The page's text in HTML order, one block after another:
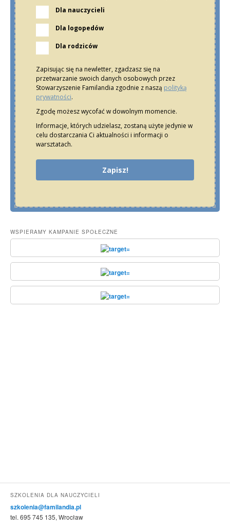
Dla nauczycieli
Dla logopedów
Dla rodziców
Zapisując się na newletter, zgadzasz się na
przetwarzanie swoich danych osobowych przez
Stowarzyszenie Familandia zgodnie z naszą polityką
prywatności.
Zgodę możesz wycofać w dowolnym momencie.
Informacje, których udzielasz, zostaną użyte jedynie w
celu dostarczania Ci aktualności i informacji o
warsztatach.
Zapisz!
WSPIERAMY KAMPANIE SPOŁECZNE
SZKOLENIA DLA NAUCZYCIELI
szkolenia@familandia.pl
tel. 695 745 135, Wrocław